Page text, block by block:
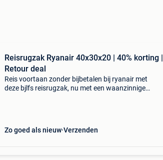
Reisrugzak Ryanair 40x30x20 | 40% korting |
Retour deal
Reis voortaan zonder bijbetalen bij ryanair met
deze bjlfs reisrugzak, nu met een waanzinnige
Zo goed als nieuw Verzenden